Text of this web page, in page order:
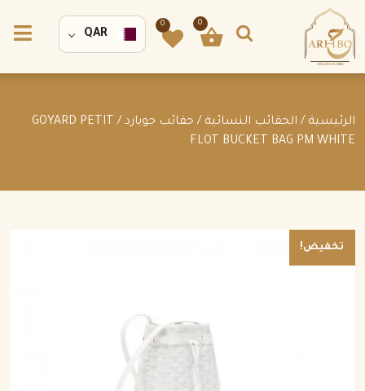
0
0
QAR
الرئيسية / الحقائب النسائية / حقائب جويارد
/ GOYARD PETIT
FLOT BUCKET BAG PM WHITE
تخفيض!